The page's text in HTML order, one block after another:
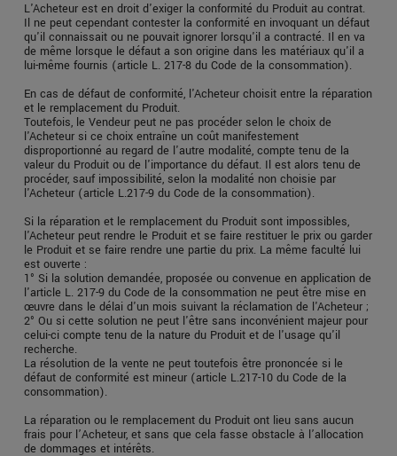
L'Acheteur est en droit d'exiger la conformité du Produit au contrat.
Il ne peut cependant contester la conformité en invoquant un défaut
qu'il connaissait ou ne pouvait ignorer lorsqu'il a contracté. Il en va
de même lorsque le défaut a son origine dans les matériaux qu'il a
lui-même fournis (article L. 217-8 du Code de la consommation).
En cas de défaut de conformité, l'Acheteur choisit entre la réparation
et le remplacement du Produit.
Toutefois, le Vendeur peut ne pas procéder selon le choix de
l'Acheteur si ce choix entraîne un coût manifestement
disproportionné au regard de l'autre modalité, compte tenu de la
valeur du Produit ou de l'importance du défaut. Il est alors tenu de
procéder, sauf impossibilité, selon la modalité non choisie par
l'Acheteur (article L.217-9 du Code de la consommation).
Si la réparation et le remplacement du Produit sont impossibles,
l'Acheteur peut rendre le Produit et se faire restituer le prix ou garder
le Produit et se faire rendre une partie du prix. La même faculté lui
est ouverte :
1° Si la solution demandée, proposée ou convenue en application de
l'article L. 217-9 du Code de la consommation ne peut être mise en
œuvre dans le délai d'un mois suivant la réclamation de l'Acheteur ;
2° Ou si cette solution ne peut l'être sans inconvénient majeur pour
celui-ci compte tenu de la nature du Produit et de l'usage qu'il
recherche.
La résolution de la vente ne peut toutefois être prononcée si le
défaut de conformité est mineur (article L.217-10 du Code de la
consommation).
La réparation ou le remplacement du Produit ont lieu sans aucun
frais pour l’Acheteur, et sans que cela fasse obstacle à l’allocation
de dommages et intérêts.